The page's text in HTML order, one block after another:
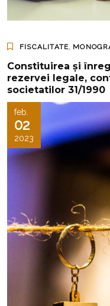
FISCALITATE
Constituirea și
rezervei legale,
societatilor 31/1990
feb.
02
2023